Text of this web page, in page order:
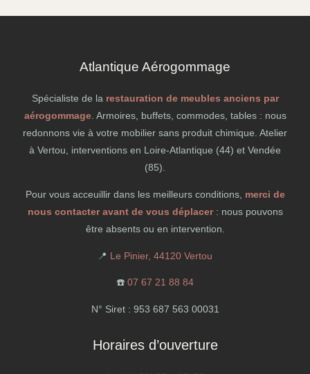
Atlantique Aérogommage
Spécialiste de la restauration de meubles anciens par
aérogommage. Armoires, buffets, commodes, tables : nous
redonnons vie à votre mobilier sans produit chimique. Atelier
à Vertou, interventions en Loire-Atlantique (44) et Vendée
(85).
Pour vous acceuillir dans les meilleurs conditions, merci de
nous contacter avant de vous déplacer: nous pouvons
être absents ou en intervention.
📍 Le Pinier, 44120 Vertou
☎️ 07 67 21 88 84
N° Siret : 953 687 563 00031
Horaires d’ouverture